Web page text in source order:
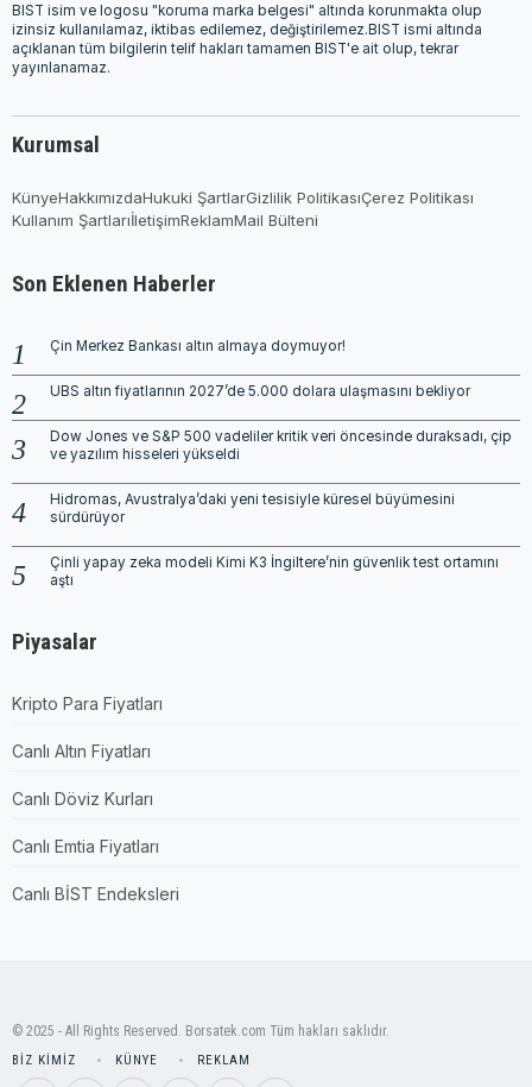
BIST isim ve logosu "koruma marka belgesi" altında korunmakta olup
izinsiz kullanılamaz, iktibas edilemez, değiştirilemez.BIST ismi altında
açıklanan tüm bilgilerin telif hakları tamamen BIST'e ait olup, tekrar
yayınlanamaz.
Kurumsal
KünyeHakkımızdaHukuki ŞartlarGizlilik PolitikasıÇerez Politikası
Kullanım ŞartlarıİletişimReklamMail Bülteni
Son Eklenen Haberler
Çin Merkez Bankası altın almaya doymuyor!
UBS altın fiyatlarının 2027’de 5.000 dolara ulaşmasını bekliyor
Dow Jones ve S&P 500 vadeliler kritik veri öncesinde duraksadı, çip
ve yazılım hisseleri yükseldi
Hidromas, Avustralya’daki yeni tesisiyle küresel büyümesini
sürdürüyor
Çinli yapay zeka modeli Kimi K3 İngiltere’nin güvenlik test ortamını
aştı
Piyasalar
Kripto Para Fiyatları
Canlı Altın Fiyatları
Canlı Döviz Kurları
Canlı Emtia Fiyatları
Canlı BİST Endeksleri
© 2025 - All Rights Reserved. Borsatek.com Tüm hakları saklıdır.
BIZ KIMIZ KÜNYE REKLAM